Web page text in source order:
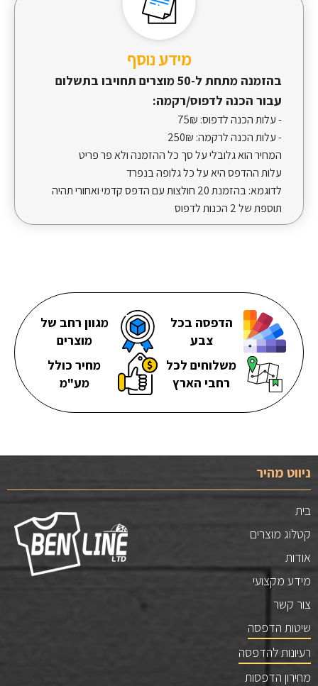
מידע נוסף
בהזמנה מתחת ל-50 מוצרים תחויבו בתשלום
עבור הכנה לדפוס/רקמה:
- עלות הכנה לדפוס:
- עלות הכנה לרקמה:
המחיר הוא גלובלי על סך כל ההזמנה ולא פר פריט
עלות ההדפס היא על כל גלופה בנפרד
לדוגמא: בהזמנת 20 חולצות עם הדפס קדמי ואחורי תהיה
תוספת של 2 הכנות לדפוס
הדפסה בכל
צבע
מגוון רחב של
מוצרים
משלוחים לכל
רחבי הארץ
מחיר כולל
מע"מ
ניווט מהיר
בית
קטלוג מוצרים
אודות
מידע מקצועי
צור קשר
שיטות הדפסה
רעיונות להדפסה
מחירון הדפסות